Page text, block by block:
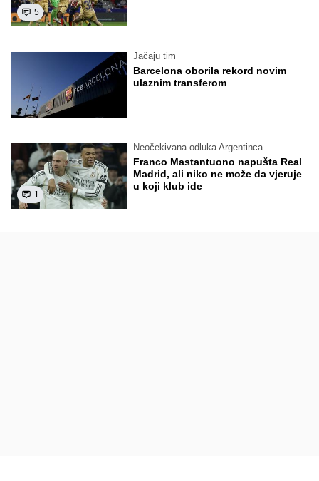
5
Jačaju tim
Barcelona oborila rekord novim
ulaznim transferom
1
Neočekivana odluka Argentinca
Franco Mastantuono napušta Real
Madrid, ali niko ne može da vjeruje
u koji klub ide